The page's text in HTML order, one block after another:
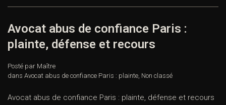
Avocat abus de confiance Paris :
plainte, défense et recours
Posté par Maître
dans Avocat abus de confiance Paris : plainte, Non classé
Avocat abus de confiance Paris : plainte, défense et recours